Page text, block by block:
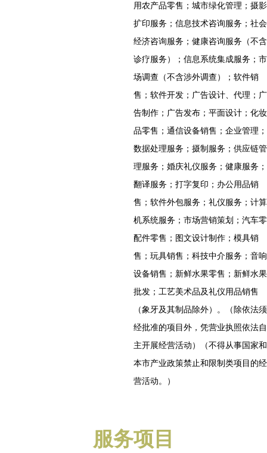
用农产品零售；城市绿化管理；摄影
扩印服务；信息技术咨询服务；社会
经济咨询服务；健康咨询服务（不含
诊疗服务）；信息系统集成服务；市
场调查（不含涉外调查）；软件销
售；软件开发；广告设计、代理；广
告制作；广告发布；平面设计；化妆
品零售；通信设备销售；企业管理；
数据处理服务；摄制服务；供应链管
理服务；婚庆礼仪服务；健康服务；
翻译服务；打字复印；办公用品销
售；软件外包服务；礼仪服务；计算
机系统服务；市场营销策划；汽车零
配件零售；图文设计制作；模具销
售；玩具销售；科技中介服务；音响
设备销售；新鲜水果零售；新鲜水果
批发；工艺美术品及礼仪用品销售
（象牙及其制品除外）。（除依法须
经批准的项目外，凭营业执照依法自
主开展经营活动）（不得从事国家和
本市产业政策禁止和限制类项目的经
营活动。）
服务项目